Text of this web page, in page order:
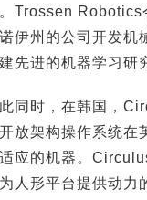
Trossen Robotics
伊州的公司开发机
先进的机器学习研
同时，在韩国，
放架构操作系统在
应的机器。
人形平台提供动力